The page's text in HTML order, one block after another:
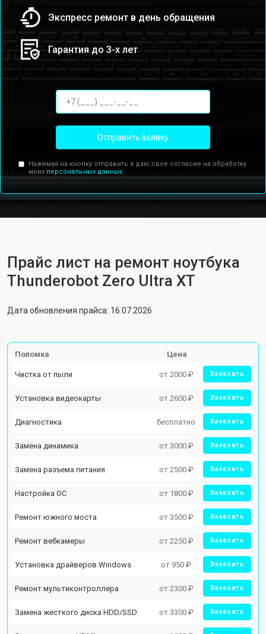
Экспресс ремонт в день обращения
Гарантия до 3-х лет
Отправить заявку
Нажимая на кнопку отправить я даю свое согласие на обработку
моих персональных данных.
Прайс лист на ремонт ноутбука
Thunderobot Zero Ultra XT
Дата обновления прайса: 16.07.2026
Поломка Цена
Чистка от пыли от 2000 ₽ Заказать
Установка видеокарты от 2600 ₽ Заказать
Диагностика бесплатно Заказать
Замена динамика от 3000 ₽ Заказать
Замена разъема питания от 2500 ₽ Заказать
Настройка ОС от 1800 ₽ Заказать
Ремонт южного моста от 3500 ₽ Заказать
Ремонт вебкамеры от 2250 ₽ Заказать
Установка драйверов Windows от 950 ₽ Заказать
Ремонт мультиконтроллера от 2300 ₽ Заказать
Замена жесткого диска HDD/SSD от 3300 ₽ Заказать